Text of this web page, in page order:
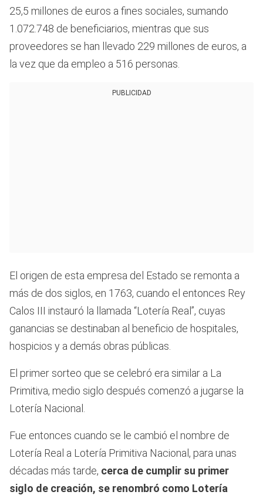
25,5 millones de euros a fines sociales, sumando
1.072.748 de beneficiarios, mientras que sus
proveedores se han llevado 229 millones de euros, a
la vez que da empleo a 516 personas.
PUBLICIDAD
El origen de esta empresa del Estado se remonta a
más de dos siglos, en 1763, cuando el entonces Rey
Calos III instauró la llamada “Lotería Real”, cuyas
ganancias se destinaban al beneficio de hospitales,
hospicios y a demás obras públicas.
El primer sorteo que se celebró era similar a La
Primitiva, medio siglo después comenzó a jugarse la
Lotería Nacional.
Fue entonces cuando se le cambió el nombre de
Lotería Real a Lotería Primitiva Nacional, para unas
décadas más tarde, cerca de cumplir su primer
siglo de creación, se renombró como Lotería